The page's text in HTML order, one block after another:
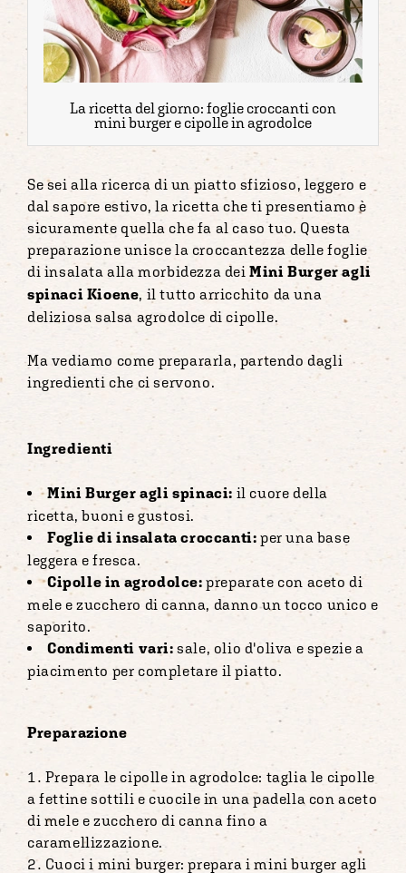
La ricetta del giorno: foglie croccanti con
mini burger e cipolle in agrodolce
Se sei alla ricerca di un piatto sfizioso, leggero e
dal sapore estivo, la ricetta che ti presentiamo è
sicuramente quella che fa al caso tuo. Questa
preparazione unisce la croccantezza delle foglie
di insalata alla morbidezza deiMini Burger agli
spinaci Kioene, il tutto arricchito da una
deliziosa salsa agrodolce di cipolle.
Ma vediamo come prepararla, partendo dagli
ingredienti che ci servono.
Ingredienti
Mini Burger agli spinaci: il cuore della
ricetta, buoni e gustosi.
Foglie di insalata croccanti: per una base
leggera e fresca.
Cipolle in agrodolce:preparate con aceto di
mele e zucchero di canna, danno un tocco unico e
saporito.
Condimenti vari: sale, olio d'oliva e spezie a
piacimento per completare il piatto.
Preparazione
Prepara le cipolle in agrodolce: taglia le cipolle
a fettine sottili e cuocile in una padella con aceto
di mele e zucchero di canna fino a
caramellizzazione.
Cuoci i mini burger: prepara i mini burger agli